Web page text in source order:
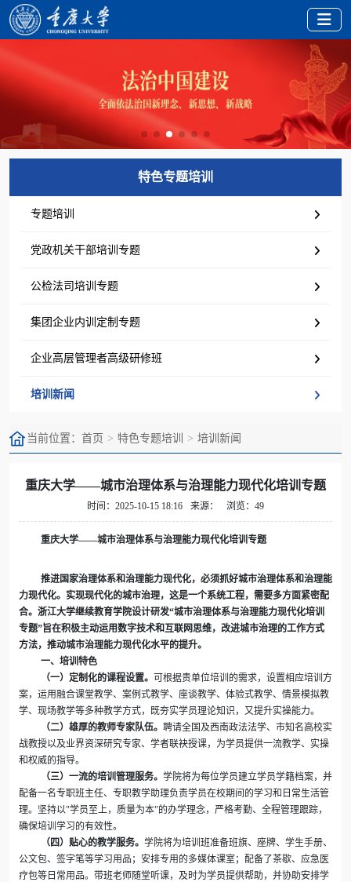
特色专题培训
专题培训
党政机关干部培训专题
公检法司培训专题
集团企业内训定制专题
企业高层管理者高级研修班
培训新闻
当前位置： 首页 特色专题培训 培训新闻
重庆大学——城市治理体系与治理能力现代化培训专题
时间：2025-10-15 18:16 来源： 浏览：49
重庆大学——城市治理体系与治理能力现代化培训专题
推进国家治理体系和治理能力现代化，必须抓好城市治理体系和治理能
力现代化。实现现代化的城市治理，这是一个系统工程，需要多方面紧密配
合。浙江大学继续教育学院设计研发“城市治理体系与治理能力现代化培训
专题”旨在积极主动运用数字技术和互联网思维，改进城市治理的工作方式
方法，推动城市治理能力现代化水平的提升。
一、培训特色
（一）定制化的课程设置。 可根据贵单位培训的需求，设置相应培训方
案，运用融合课堂教学、案例式教学、座谈教学、体验式教学、情景模拟教
学、现场教学等多种教学方式，既夯实学员理论知识，又提升实操能力。
（二）雄厚的教师专家队伍。 聘请全国及西南政法法学、市知名高校实
战教授以及业界资深研究专家、学者联袂授课，为学员提供一流教学、实操
和权威的指导。
（三）一流的培训管理服务。 学院将为每位学员建立学员学籍档案，并
配备一名专职班主任、专职教学助理负责学员在校期间的学习和日常生活管
理。坚持以"学员至上，质量为本"的办学理念，严格考勤、全程管理跟踪，
确保培训学习的有效性。
（四）贴心的教学服务。 学院将为培训班准备班旗、座牌、学生手册、
公文包、签字笔等学习用品；安排专用的多媒体课室；配备了茶歇、应急医
疗包等日常用品。带班老师随堂听课，及时为学员提供帮助，并协助安排学